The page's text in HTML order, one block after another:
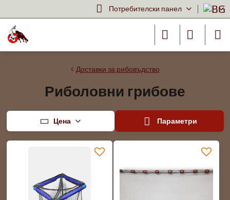
Потребителски панел
Доставки за рибовъдство
Риболовни грибове
Цена Параметри